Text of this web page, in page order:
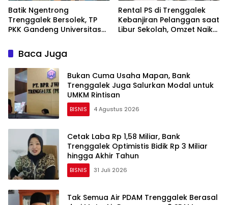
Batik Ngentrong
Trenggalek Bersolek, TP
PKK Gandeng Universitas
Branding
Rental PS di Trenggalek
Kebanjiran Pelanggan saat
Libur Sekolah, Omzet Naik
Baca Juga
Bukan Cuma Usaha Mapan, Bank
Trenggalek Juga Salurkan Modal untuk
UMKM Rintisan
BISNIS 4 Agustus 2026
Cetak Laba Rp 1,58 Miliar, Bank
Trenggalek Optimistis Bidik Rp 3 Miliar
hingga Akhir Tahun
BISNIS 31 Juli 2026
Tak Semua Air PDAM Trenggalek Berasal